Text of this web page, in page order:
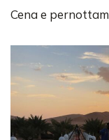
Cena e